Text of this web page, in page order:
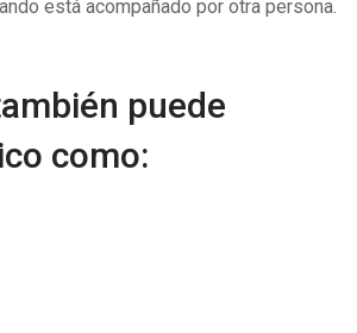
está acompañado por otra persona.
puede
como: